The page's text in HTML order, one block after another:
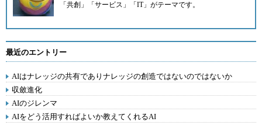
「共創」「サービス」「IT」がテーマです。
最近のエントリー
AIはナレッジの共有でありナレッジの創造ではないのではないか
収斂進化
AIのジレンマ
AIをどう活用すればよいか教えてくれるAI